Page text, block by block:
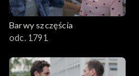
Barwy szczęścia
odc. 1791